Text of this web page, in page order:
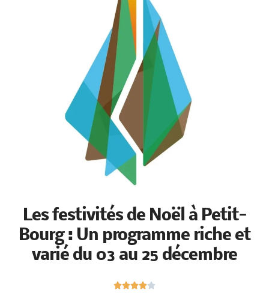
Les festivités de Noël à Petit-
Bourg : Un programme riche et
varié du 03 au 25 décembre
o